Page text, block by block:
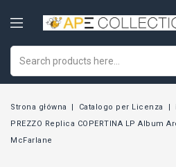
Strona główna Catalogo per Licenza
PREZZO Replica COPERTINA LP Album
McFarlane